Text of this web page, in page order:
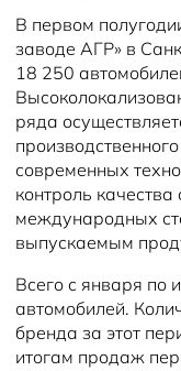
В первом
заводе АГР» в
18 250
ряда
современных
контроль
международных
выпускаемым
Всего с января по
автомобилей.
бренда за этот
итогам продаж